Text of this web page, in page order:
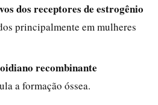
dos receptores de estrogênio
principalmente em mulheres
recombinante
a formação óssea.